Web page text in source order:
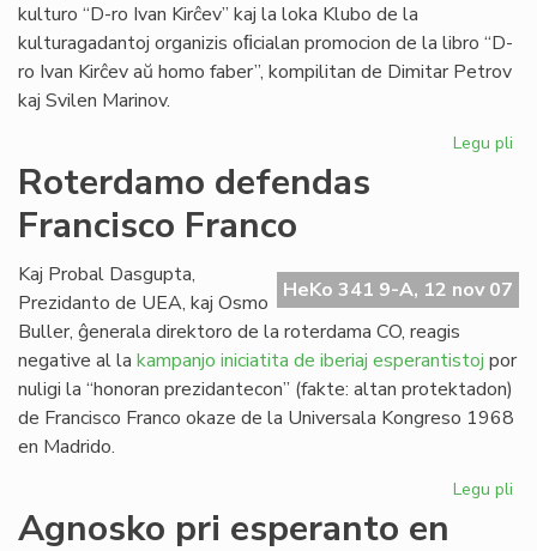
kulturo “D-ro Ivan Kirĉev” kaj la loka Klubo de la
kulturagadantoj organizis oﬁcialan promocion de la libro “D-
ro Ivan Kirĉev aŭ homo faber”, kompilitan de Dimitar Petrov
kaj Svilen Marinov.
Legu pli
Roterdamo defendas
Francisco Franco
HeKo 341 9-A, 12 nov 07
Kaj Probal Dasgupta,
Prezidanto de UEA, kaj Osmo
Buller, ĝenerala direktoro de la roterdama CO, reagis
negative al la kampanjo iniciatita de iberiaj esperantistoj por
nuligi la “honoran prezidantecon” (fakte: altan protektadon)
de Francisco Franco okaze de la Universala Kongreso 1968
en Madrido.
Legu pli
Agnosko pri esperanto en